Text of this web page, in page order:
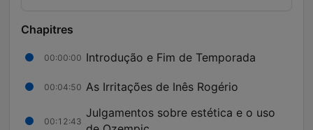
Chapitres
00:00:00 Introdução e Fim de Temporada
00:04:50 As Irritações de Inês Rogério
00:12:43
Julgamentos sobre estética e o uso